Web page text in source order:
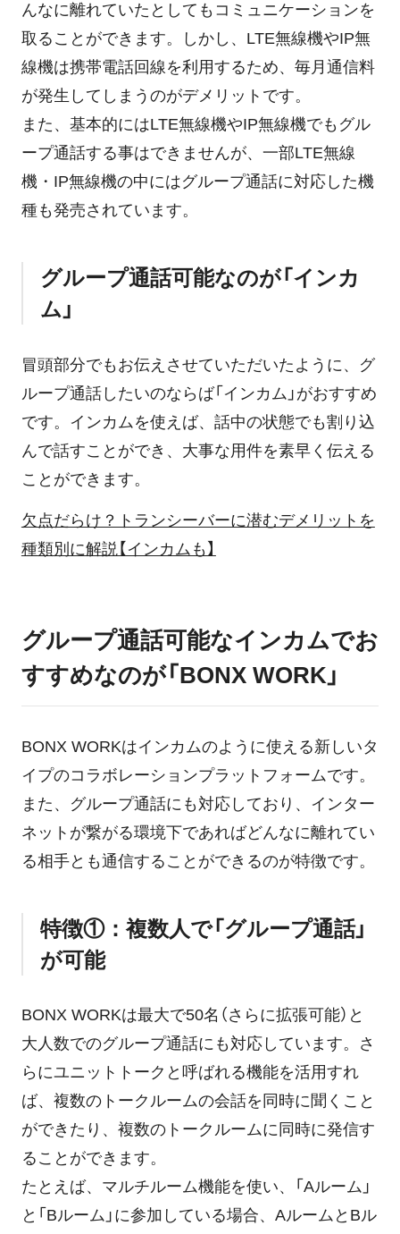
んなに離れていたとしてもコミュニケーションを
取ることができます。しかし、LTE無線機やIP無
線機は携帯電話回線を利用するため、毎月通信料
が発生してしまうのがデメリットです。
また、基本的にはLTE無線機やIP無線機でもグル
ープ通話する事はできませんが、一部LTE無線
機・IP無線機の中にはグループ通話に対応した機
種も発売されています。
グループ通話可能なのが「インカ
ム」
冒頭部分でもお伝えさせていただいたように、グ
ループ通話したいのならば「インカム」がおすすめ
です。インカムを使えば、話中の状態でも割り込
んで話すことができ、大事な用件を素早く伝える
ことができます。
欠点だらけ？トランシーバーに潜むデメリットを
種類別に解説【インカムも】
グループ通話可能なインカムでお
すすめなのが「BONX WORK」
BONX WORKはインカムのように使える新しいタ
イプのコラボレーションプラットフォームです。
また、グループ通話にも対応しており、インター
ネットが繋がる環境下であればどんなに離れてい
る相手とも通信することができるのが特徴です。
特徴①：複数人で「グループ通話」
が可能
BONX WORKは最大で50名（さらに拡張可能）と
大人数でのグループ通話にも対応しています。さ
らにユニットトークと呼ばれる機能を活用すれ
ば、複数のトークルームの会話を同時に聞くこと
ができたり、複数のトークルームに同時に発信す
ることができます。
たとえば、マルチルーム機能を使い、「Aルーム」
と「Bルーム」に参加している場合、AルームとBル